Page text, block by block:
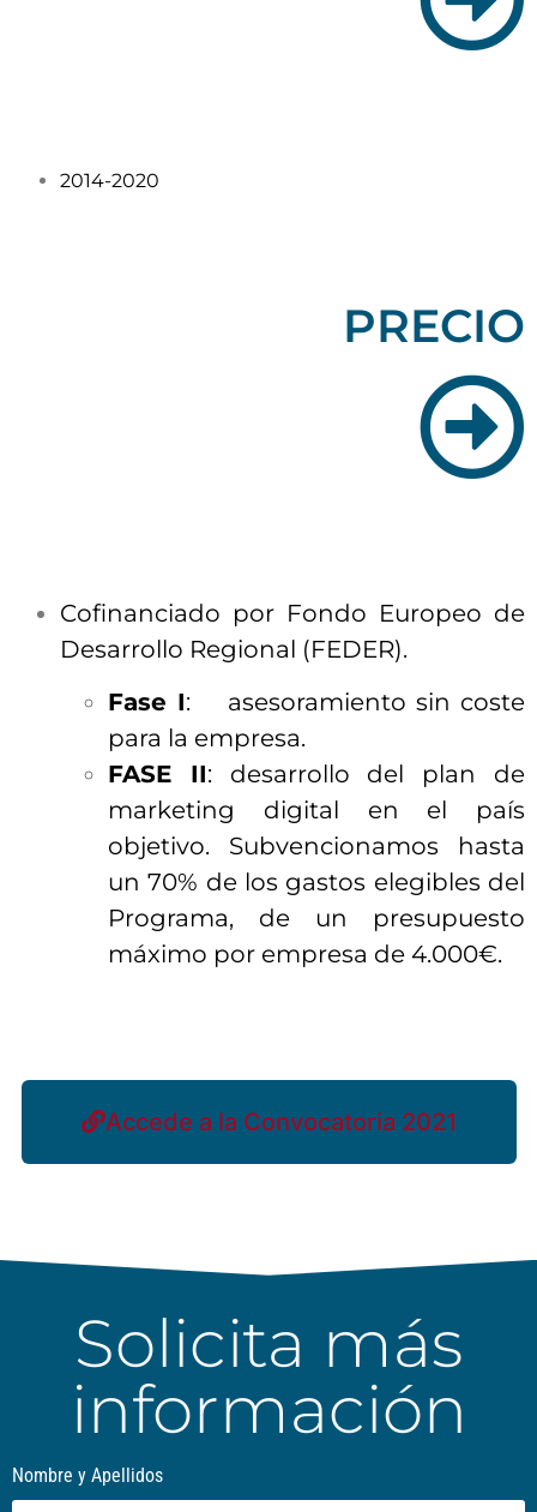
PRECIO
Cofinanciado por Fondo Europeo de
Desarrollo Regional (FEDER).
Fase I: asesoramiento sin coste
para la empresa.
FASE II : desarrollo del plan de
marketing digital en el país
objetivo. Subvencionamos hasta
un 70% de los gastos elegibles del
Programa, de un presupuesto
Accede a la Convocatoria 2021
Solicita más
información